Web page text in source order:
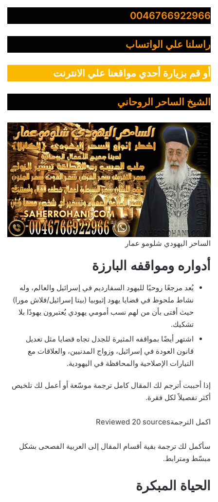
0046766922966
راسلنا علي الواتساب
أو قم بزيارة أحدي مواقعنا علي الانترنت
الشيخ الساحر الروحاني
الساحر اليهودي شلومو عمار
أدواره ومواقفه البارزة
يُعد مرجعًا روحيًا لليهود السفارديم في إسرائيل والعالم، وله
نشاط ملحوظ في قضايا يهود إثيوبيا (بيتا إسرائيل/فلاش مورا)
حيث أفتى بأن من لهم نسب أمومي يهودي يُعتبرون يهودًا بلا
تشكيك.
اشتهر أيضًا بمواقفه المثيرة للجدل تجاه قضايا مثل تعديل
قانون العودة في إسرائيل، وزواج المدنيين، والعلاقات مع
التيارات الإصلاحية والمحافظة في اليهودية.
إذا أحببت أترجم لك المقال كامل ترجمة موسّعة أو أعمل لك تلخيص
أكثر تفصيلاً لكل فقرة.
اكمل الترجمةReviewed 20 sources
سأكمل لك ترجمة بقية أقسام المقال إلى العربية الفصحى بشكل
مبسّط ومترابط.
الحياة المبكرة